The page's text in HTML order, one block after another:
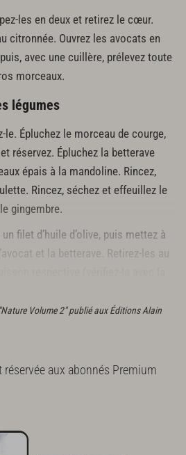
les en deux et retirez le cœur.
citronnée. Ouvrez les avocats en
avec une cuillère, prélevez toute
morceaux.
légumes
le. Épluchez le morceau de courge,
réservez. Épluchez la betterave
épais à la mandoline. Rincez,
Rincez, séchez et effeuillez le
gingembre.
filet d’huile d’olive, puis mettez à
et la betterave. Retirez-les au
Volume 2" publié aux Éditions Alain
réservée aux abonnés Premium